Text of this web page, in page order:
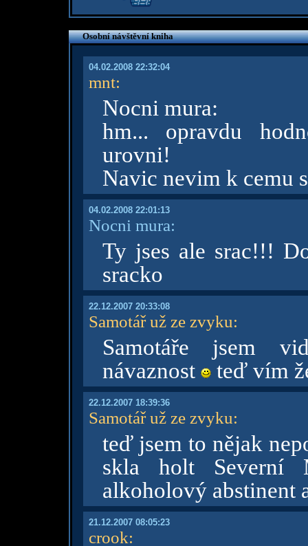
Osobní návštěvní kniha
04.02.2008 22:32:04
mnt:
Nocni mura:
hm... opravdu
urovni!
Navic nevim k cemu
04.02.2008 22:01:13
Nocni mura:
Ty jses ale srac!!!
sracko
22.12.2007 20:33:08
Samotář už ze zvyku:
Samotáře jsem
návaznost
teď vím
22.12.2007 18:39:36
Samotář už ze zvyku:
teď jsem to nějak
skla holt Severní
alkoholový abstinent
21.12.2007 08:05:23
crook: